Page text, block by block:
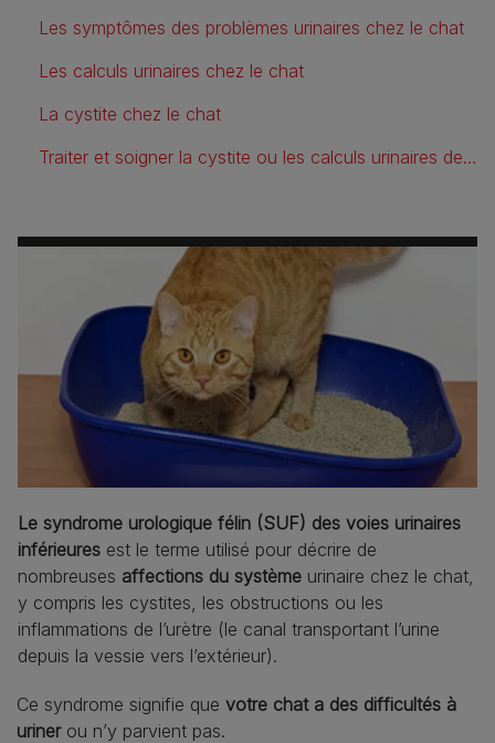
Les symptômes des problèmes urinaires chez le chat
Les calculs urinaires chez le chat
La cystite chez le chat
Traiter et soigner la cystite ou les calculs urinaires de votre chat
Le syndrome urologique félin (SUF) des voies urinaires
inférieures est le terme utilisé pour décrire de
nombreuses affections du système urinaire chez le chat,
y compris les cystites, les obstructions ou les
inflammations de l’urètre (le canal transportant l’urine
depuis la vessie vers l’extérieur).
Ce syndrome signifie que votre chat a des difficultés à
urinerou n’y parvient pas.